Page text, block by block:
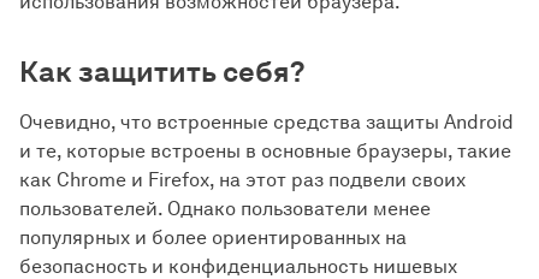
Как защитить себя?
Очевидно, что встроенные средства защиты Android
и те, которые встроены в основные браузеры, такие
как Chrome и Firefox, на этот раз подвели своих
пользователей. Однако пользователи менее
популярных и более ориентированных на
безопасность и конфиденциальность нишевых